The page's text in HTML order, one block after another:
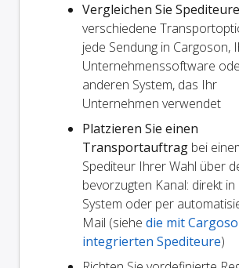
Vergleichen Sie Spediteure
verschiedene
jede Sendung in Cargoson,
Unternehmenssoftware
anderen System, das Ihr
Unternehmen verwendet
Platzieren Sie einen
Transportauftrag bei
Spediteur Ihrer Wahl über
bevorzugten Kanal: direkt
System oder per
Mail (siehe die mit
integrierten Spediteure)